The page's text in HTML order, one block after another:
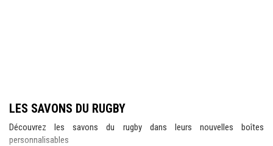
LES SAVONS DU RUGBY
Découvrez les savons du rugby dans leurs nouvelles boîtes
personnalisables